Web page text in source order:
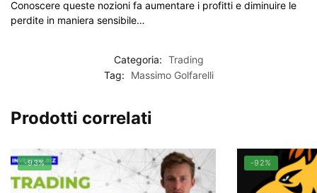
Conoscere queste nozioni fa aumentare i profitti e diminuire le
perdite in maniera sensibile…
Categoria: Trading
Tag:
Massimo Golfarelli
Prodotti correlati
-93% -92%